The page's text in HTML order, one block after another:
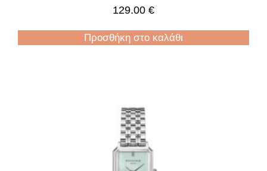
129.00 €
Προσθήκη στο καλάθι